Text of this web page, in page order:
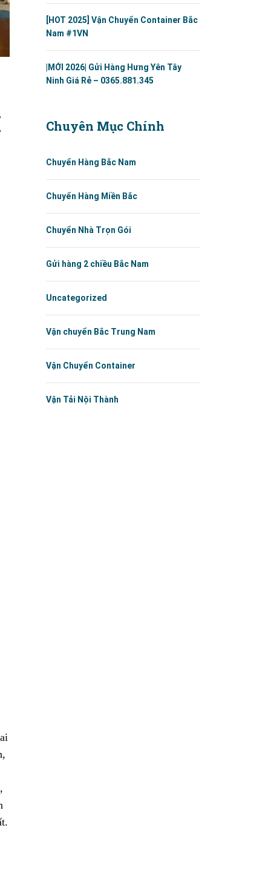
[HOT 2025] Vận Chuyển Container Bắc
Nam #1VN
|MỚI 2026| Gửi Hàng Hưng Yên Tây
Ninh Giá Rẻ – 0365.881.345
Chuyên Mục Chính
Chuyển Hàng Bắc Nam
Chuyển Hàng Miền Bắc
Chuyển Nhà Trọn Gói
Gửi hàng 2 chiều Bắc Nam
Uncategorized
Vận chuyển Bắc Trung Nam
Vận Chuyển Container
Vận Tải Nội Thành